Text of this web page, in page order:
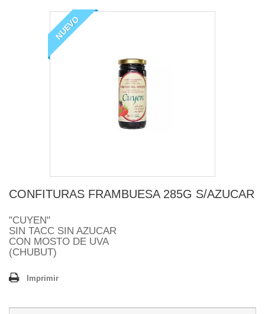
NUEVO
CONFITURAS FRAMBUESA 285G S/AZUCAR
"CUYEN"
SIN TACC SIN AZUCAR
CON MOSTO DE UVA
(CHUBUT)
Imprimir